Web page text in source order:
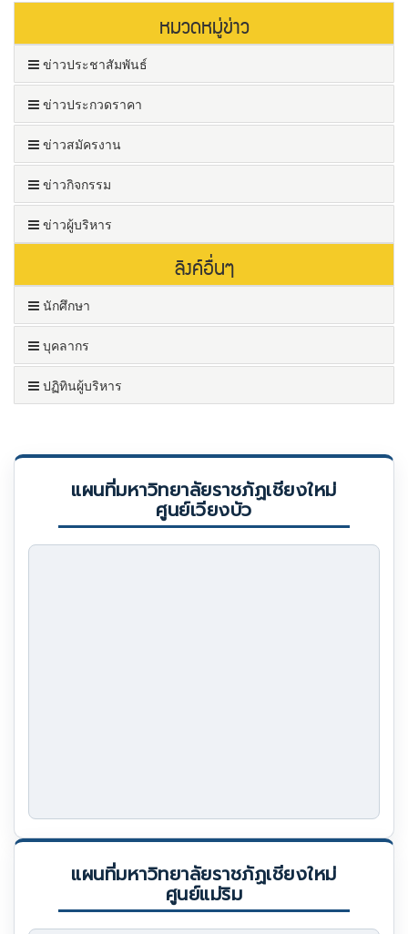
หมวดหมู่ข่าว
ข่าวประชาสัมพันธ์
ข่าวประกวดราคา
ข่าวสมัครงาน
ข่าวกิจกรรม
ข่าวผู้บริหาร
ลิงค์อื่นๆ
นักศึกษา
บุคลากร
ปฏิทินผู้บริหาร
แผนที่มหาวิทยาลัยราชภัฏเชียงใหม่
ศูนย์เวียงบัว
แผนที่มหาวิทยาลัยราชภัฏเชียงใหม่
ศูนย์แม่ริม